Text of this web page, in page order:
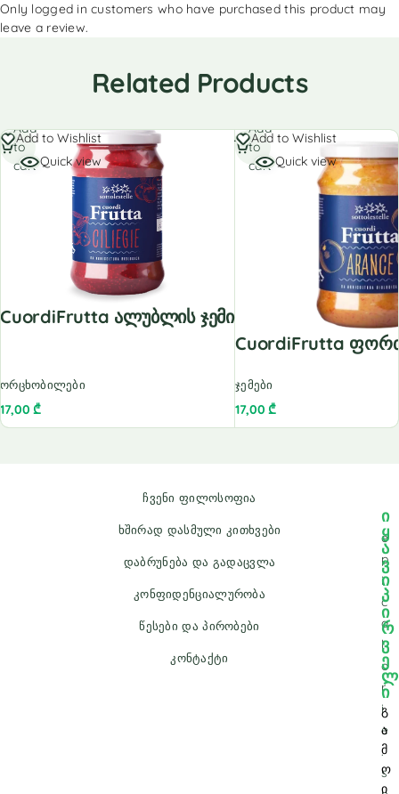
Only logged in customers who have purchased this product may
leave a review.
Related Products
Add to Wishlist
Quick view
CuordiFrutta Ალუბლის Ჯემი
ორცხობილები
17,00₾
Add
to
cart
Add to Wishlist
Quick view
CuordiFrutta
ჯემები
17,00₾
Add
to
cart
ჩვენი ფილოსოფია
ხშირად დასმული კითხვები
დაბრუნება და გადაცვლა
კონფიდენციალურობა
წესები და პირობები
კონტაქტი
e
p
i
c
a
l
o
r
i
e
.
s
ი
ყ
ა
ვ
ი
პ
ი
რ
ვ
ე
ლ
ი
გ
ა
მ
ო
ი